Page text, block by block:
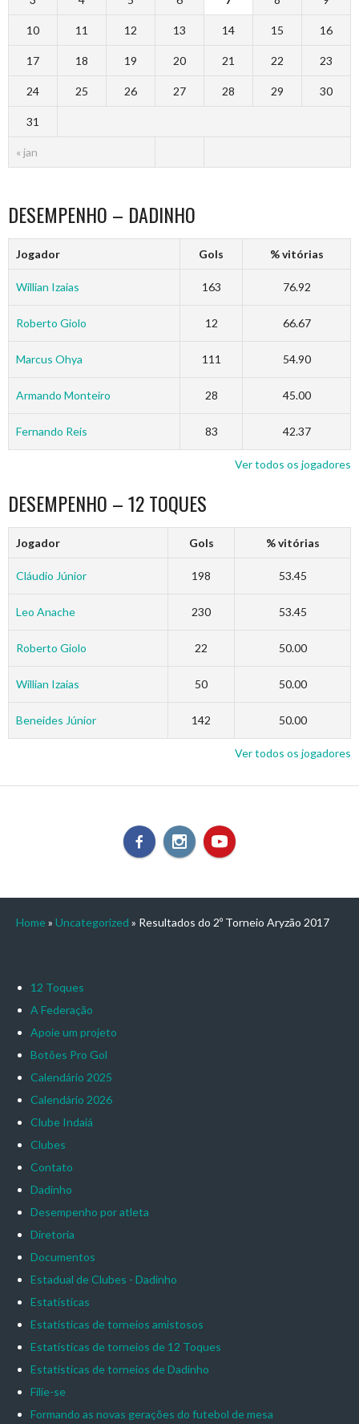
« jan
10 11 12 13 14 15 16
17 18 19 20 21 22 23
24 25 26 27 28 29 30
31
DESEMPENHO – DADINHO
Jogador Gols % vitórias
Willian Izaias 163 76.92
Roberto Giolo 12 66.67
Marcus Ohya 111 54.90
Armando Monteiro 28 45.00
Fernando Reis 83 42.37
Ver todos os jogadores
DESEMPENHO – 12 TOQUES
Jogador Gols % vitórias
Cláudio Júnior 198 53.45
Leo Anache 230 53.45
Roberto Giolo 22 50.00
Willian Izaias 50 50.00
Beneides Júnior 142 50.00
Ver todos os jogadores
Home » Uncategorized » Resultados do 2º Torneio Aryzão 2017
12 Toques
A Federação
Apoie um projeto
Botões Pro Gol
Calendário 2025
Calendário 2026
Clube Indaiá
Clubes
Contato
Dadinho
Desempenho por atleta
Diretoria
Documentos
Estadual de Clubes - Dadinho
Estatísticas
Estatísticas de torneios amistosos
Estatísticas de torneios de 12 Toques
Estatísticas de torneios de Dadinho
Filie-se
Formando as novas gerações do futebol de mesa